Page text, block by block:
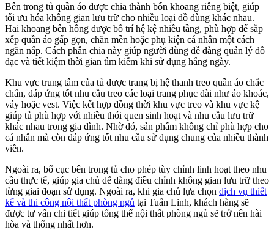
Bên trong tủ quần áo được chia thành bốn khoang riêng biệt, giúp
tối ưu hóa không gian lưu trữ cho nhiều loại đồ dùng khác nhau.
Hai khoang bên hông được bố trí hệ kệ nhiều tầng, phù hợp để sắp
xếp quần áo gấp gọn, chăn mền hoặc phụ kiện cá nhân một cách
ngăn nắp. Cách phân chia này giúp người dùng dễ dàng quản lý đồ
đạc và tiết kiệm thời gian tìm kiếm khi sử dụng hằng ngày.
Khu vực trung tâm của tủ được trang bị hệ thanh treo quần áo chắc
chắn, đáp ứng tốt nhu cầu treo các loại trang phục dài như áo khoác,
váy hoặc vest. Việc kết hợp đồng thời khu vực treo và khu vực kệ
giúp tủ phù hợp với nhiều thói quen sinh hoạt và nhu cầu lưu trữ
khác nhau trong gia đình. Nhờ đó, sản phẩm không chỉ phù hợp cho
cá nhân mà còn đáp ứng tốt nhu cầu sử dụng chung của nhiều thành
viên.
Ngoài ra, bố cục bên trong tủ cho phép tùy chỉnh linh hoạt theo nhu
cầu thực tế, giúp gia chủ dễ dàng điều chỉnh không gian lưu trữ theo
từng giai đoạn sử dụng. Ngoài ra, khi gia chủ lựa chọn dịch vụ thiết
kế và thi công nội thất phòng ngủ tại Tuấn Linh, khách hàng sẽ
được tư vấn chi tiết giúp tổng thể nội thất phòng ngủ sẽ trở nên hài
hòa và thống nhất hơn.